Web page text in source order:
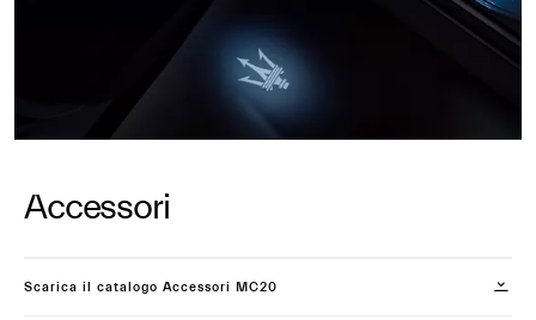
Accessori
Scarica il catalogo Accessori MC20